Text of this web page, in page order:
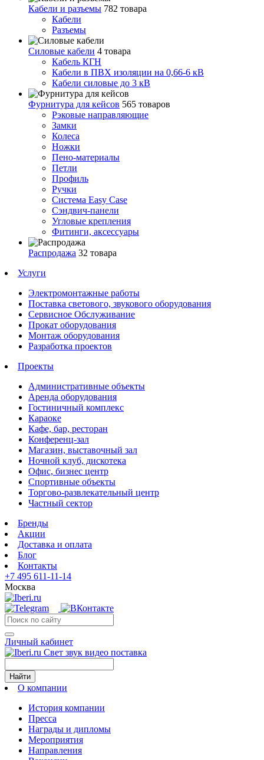
Кабели и разъемы 782 товара
Кабели
Разъемы
Силовые кабели 4 товара
Кабель КГН
Кабели в ПВХ изоляции на 0,66-6 кВ
Кабели силовые до 3 кВ
Фурнитура для кейсов 565 товаров
Рэковые направляющие
Замки
Колеса
Ножки
Пено-материалы
Петли
Профиль
Ручки
Система Easy Case
Сэндвич-панели
Угловые крепления
Фитинги, аксессуары
Распродажа 32 товара
Услуги
Электромонтажные работы
Поставка светового, звукового оборудования
Сервисное Обслуживание
Прокат оборудования
Монтаж оборудования
Разработка проектов
Проекты
Административные объекты
Аренда оборудования
Гостиничный комплекс
Караоке
Кафе, бар, ресторан
Конференц-зал
Магазин, выставочный зал
Ночной клуб, дискотека
Офис, бизнес центр
Спортивные объекты
Торгово-развлекательный центр
Частный сектор
Бренды
Акции
Доставка и оплата
Блог
Контакты
+7 495 611-11-14
Москва
Личный кабинет
Свет звук видео поставка
Найти
О компании
История компании
Пресса
Награды и дипломы
Мероприятия
Направления